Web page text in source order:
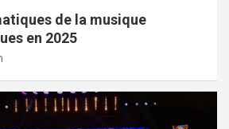
de la musique
en 2025